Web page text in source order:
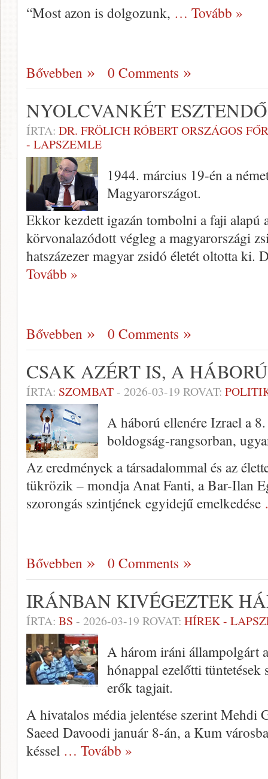
“Most azon is dolgozunk, … Tovább »
Bővebben 0 Comments
NYOLCVANKÉT
ÍRTA: DR. FRÖLICH RÓBERT ORSZÁGOS
- LAPSZEMLE
1944. március 19-én a
Magyarországot.
Ekkor kezdett igazán tombolni a faji alapú
körvonalazódott végleg a magyarországi
hatszázezer magyar zsidó életét oltotta ki.
Tovább »
Bővebben 0 Comments
CSAK AZÉRT IS, A
ÍRTA: SZOMBAT- 2026-03-19 ROVAT:
A háború ellenére Izrael a
boldogság-rangsorban,
Az eredmények a társadalommal és az
tükrözik – mondja Anat Fanti, a Bar-Ilan
szorongás szintjének egyidejű emelkedése
Bővebben 0 Comments
IRÁNBAN KIVÉGEZTEK
ÍRTA: BS - 2026-03-19 ROVAT: HÍREK -
A három iráni állampolgárt
hónappal ezelőtti
erők tagjait.
A hivatalos média jelentése szerint Mehdi
Saeed Davoodi január 8-án, a Kum
késsel … Tovább »